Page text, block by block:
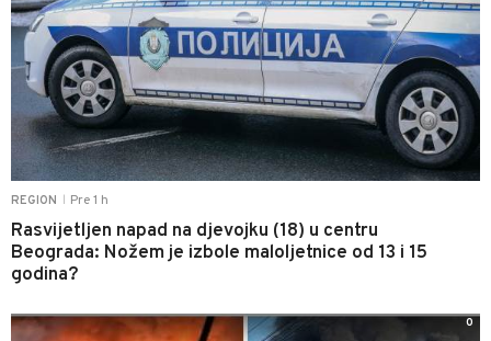
REGION Pre 1 h
Rasvijetljen napad na djevojku (18) u centru
Beograda: Nožem je izbole maloljetnice od 13 i 15
godina?
0